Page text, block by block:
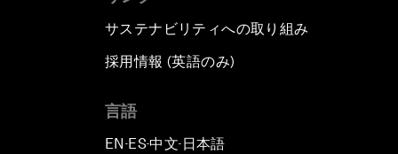
サステナビリティへの取り組み
採用情報 (英語のみ)
言語
EN ▪ ES▪中文▪ 日本語